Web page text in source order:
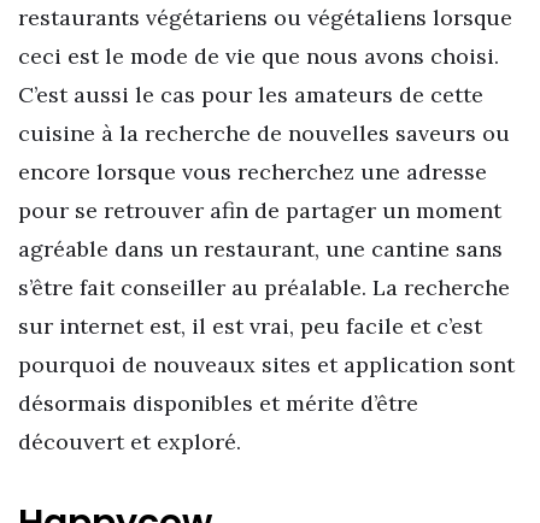
restaurants végétariens ou végétaliens lorsque
ceci est le mode de vie que nous avons choisi.
C’est aussi le cas pour les amateurs de cette
cuisine à la recherche de nouvelles saveurs ou
encore lorsque vous recherchez une adresse
pour se retrouver afin de partager un moment
agréable dans un restaurant, une cantine sans
s’être fait conseiller au préalable. La recherche
sur internet est, il est vrai, peu facile et c’est
pourquoi de nouveaux sites et application sont
désormais disponibles et mérite d’être
découvert et exploré.